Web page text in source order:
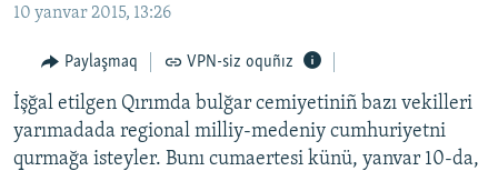
qaytmaq
qaytmaq
CEMİYET
MEDENİYET
İNSAN AQLARI
VİDEO
10 yanvar 2015, 13:26
Paylaşmaq VPN-siz oquñız
İşğal etilgen Qırımda bulğar cemiyetiniñ bazı vekilleri
yarımadada regional milliy-medeniy cumhuriyetni
qurmağa isteyler. Bunı cumaertesi künü, yanvar 10-da,